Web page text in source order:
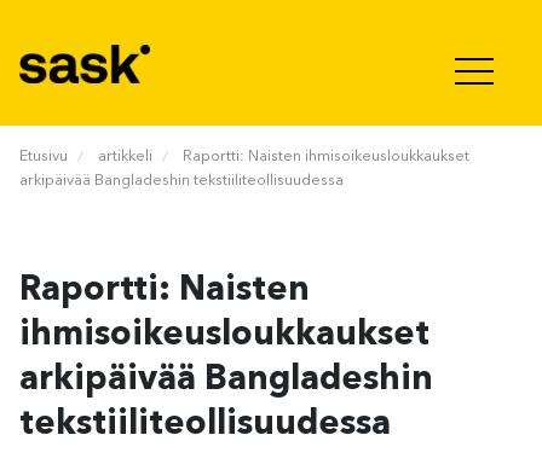
Etusivu artikkeli
Raportti: Naisten ihmisoikeusloukkaukset
arkipäivää Bangladeshin tekstiiliteollisuudessa
Raportti: Naisten
ihmisoikeusloukkaukset
arkipäivää Bangladeshin
tekstiiliteollisuudessa